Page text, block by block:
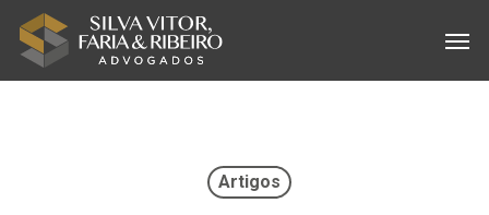
Skip
Artigos